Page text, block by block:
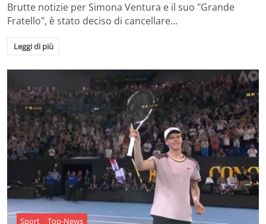
Brutte notizie per Simona Ventura e il suo "Grande
Fratello", è stato deciso di cancellare…
Leggi di più
Sport Top-News